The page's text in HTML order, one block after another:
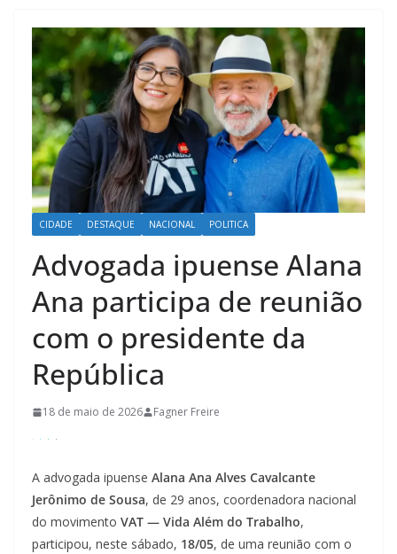
CIDADE DESTAQUE NACIONAL POLITICA
Advogada ipuense Alana
Ana participa de reunião
com o presidente da
República
18 de maio de 2026 Fagner Freire
A advogada ipuense Alana Ana Alves Cavalcante
Jerônimo de Sousa, de 29 anos, coordenadora nacional
do movimento VAT — Vida Além do Trabalho,
participou, neste sábado, 18/05, de uma reunião com o